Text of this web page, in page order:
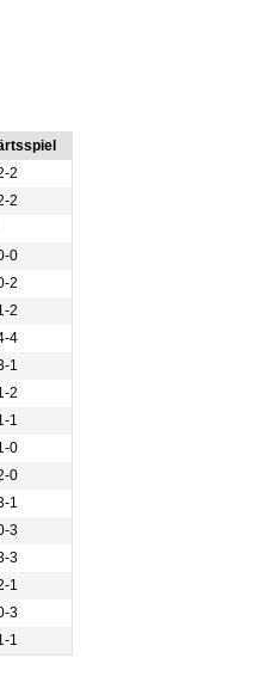
2
2
0
2
2
4
1
2
1
0
0
1
3
3
1
3
1